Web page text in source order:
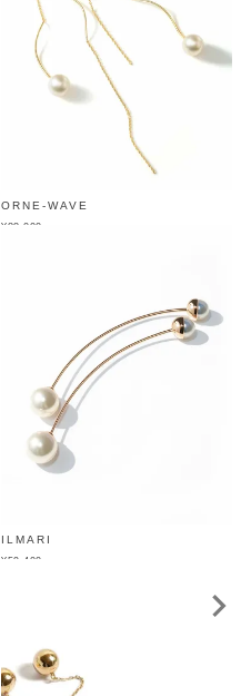
ORNE-WAVE
¥88,000
ILMARI
¥59,400